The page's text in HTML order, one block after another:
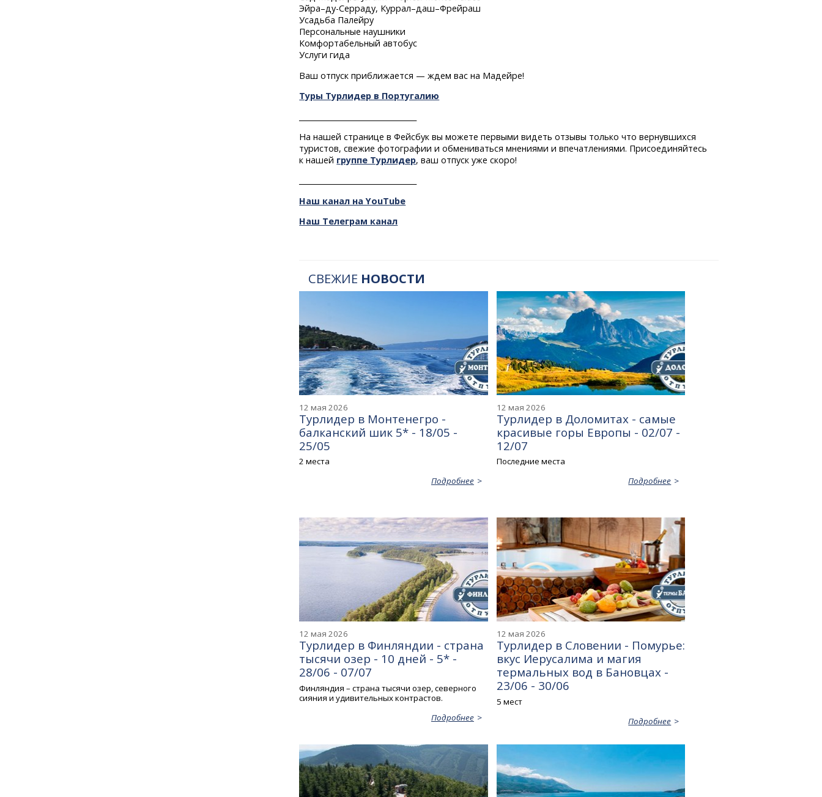
Эйра–ду-Серраду, Куррал–даш–Фрейраш
Усадьба Палейру
Персональные наушники
Комфортабельный автобус
Услуги гида
Ваш отпуск приближается — ждем вас на Мадейре!
Туры Турлидер в Португалию
На нашей странице в Фейсбук вы можете первыми видеть отзывы только что вернувшихся
туристов, свежие фотографии и обмениваться мнениями и впечатлениями. Присоединяйтесь
к нашей группе Турлидер, ваш отпуск уже скоро!
Наш канал на YouTube
Наш Телеграм канал
СВЕЖИЕ НОВОСТИ
12 мая 2026
Турлидер в Монтенегро -
балканский шик 5* - 18/05 -
25/05
2 места
Подробнее
12 мая 2026
Турлидер в Доломитах - самые
красивые горы Европы - 02/07 -
12/07
Последние места
Подробнее
12 мая 2026
Турлидер в Финляндии - страна
тысячи озер - 10 дней - 5* -
28/06 - 07/07
Финляндия – страна тысячи озер, северного
сияния и удивительных контрастов.
Подробнее
12 мая 2026
Турлидер в Словении - Помурье:
вкус Иерусалима и магия
термальных вод в Бановцах -
23/06 - 30/06
5 мест
Подробнее